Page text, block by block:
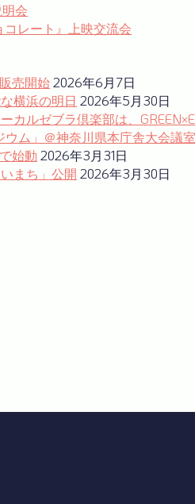
会
レート』上映交流会
売開始2026年6月7日
横浜の明日 2026年5月30日
カルゼブラ倶楽部は、
ム」＠神奈川県本庁舎大会議室
始動 2026年3月31日
まち」公開 2026年3月30日